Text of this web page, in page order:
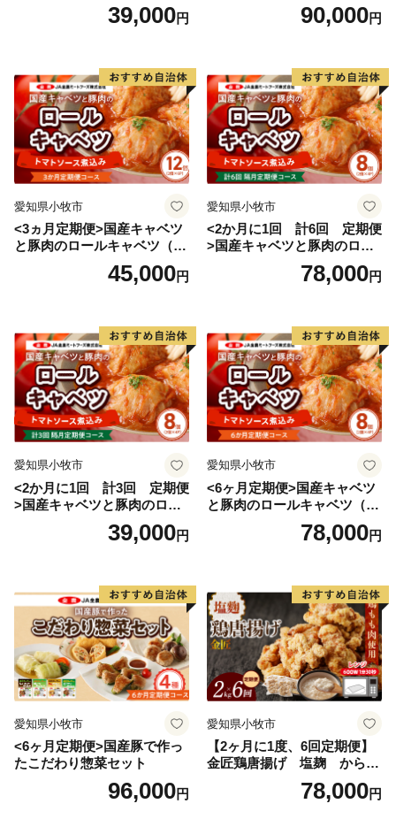
39,000円 90,000円
愛知県小牧市
<3ヵ月定期便>国産キャベツ
と豚肉のロールキャベツ（6P
45,000円
愛知県小牧市
<2か月に1回 計6回 定期便
>国産キャベツと豚肉のロー
ルキャベツ（4P入り）
78,000円
愛知県小牧市
<2か月に1回 計3回 定期便
>国産キャベツと豚肉のロー
ルキャベツ（4P入り）
39,000円
愛知県小牧市
<6ヶ月定期便>国産キャベツ
と豚肉のロールキャベツ（4P
78,000円
愛知県小牧市
<6ヶ月定期便>国産豚で作っ
たこだわり惣菜セット
96,000円
愛知県小牧市
【2ヶ月に1度、6回定期便】
金匠鶏唐揚げ 塩麹 からあ
78,000円